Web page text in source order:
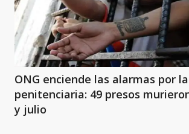
ONG enciende las alarmas por
penitenciaria: 49 presos
y julio